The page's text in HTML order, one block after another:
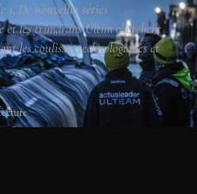
De nouvelles séries
et les trimarans Ultim cherchent
les coulisses technologiques et